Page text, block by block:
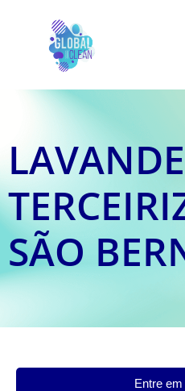
SÃO
Entre